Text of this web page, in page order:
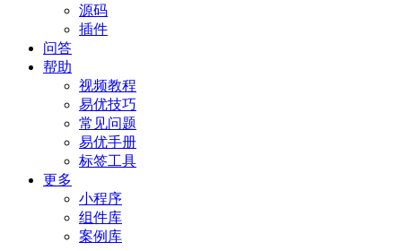
源码
插件
问答
帮助
视频教程
易优技巧
常见问题
易优手册
标签工具
更多
小程序
组件库
案例库